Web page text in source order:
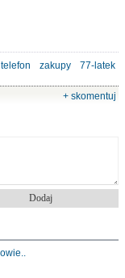
telefon zakupy 77-latek
+ skomentuj